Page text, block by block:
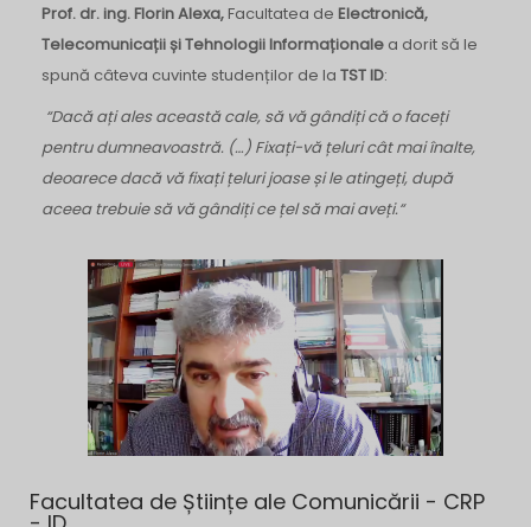
Prof. dr. ing. Florin Alexa, Facultatea de Electronică,
Telecomunicații și Tehnologii Informaționale a dorit să le
spună câteva cuvinte studenților de la TST ID:
“Dacă ați ales această cale, să vă gândiți că o faceți
pentru dumneavoastră. (…) Fixați-vă țeluri cât mai înalte,
deoarece dacă vă fixați țeluri joase și le atingeți, după
aceea trebuie să vă gândiți ce țel să mai aveți.“
Facultatea de Științe ale Comunicării - CRP